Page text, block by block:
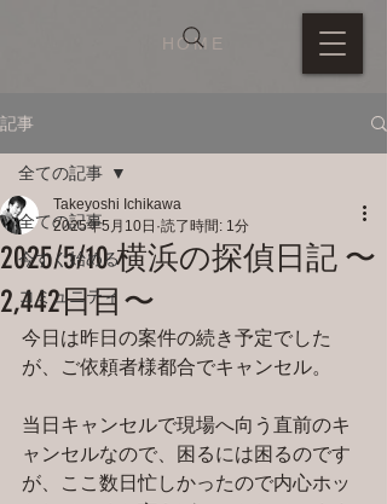
HOME
記事
全ての記事
今すぐ始める
コミュニティ
全ての記事
2025/5/10 横浜の探偵日記 〜
2,442日目〜
Takeyoshi Ichikawa
2025年5月10日 読了時間: 1分
今日は昨日の案件の続き予定でした
が、ご依頼者様都合でキャンセル。
当日キャンセルで現場へ向う直前のキ
ャンセルなので、困るには困るのです
が、ここ数日忙しかったので内心ホッ